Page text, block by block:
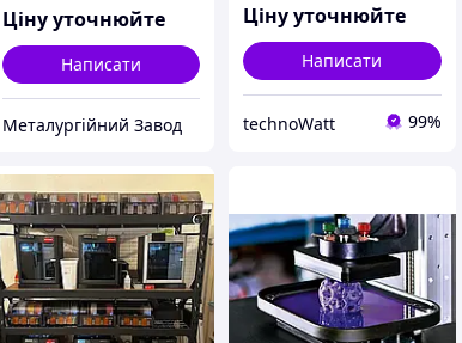
Ціну уточнюйте
Написати
Металургійний Завод
Ціну уточнюйте
Написати
technoWatt 99%